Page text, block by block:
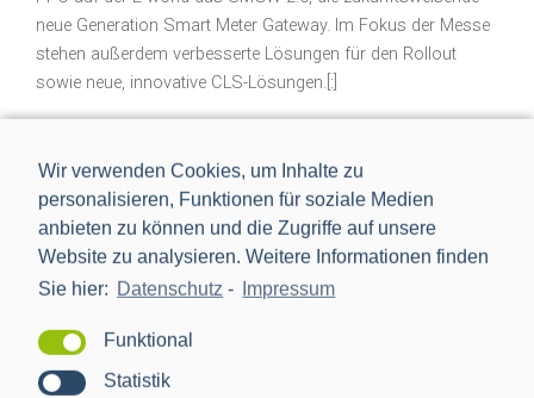
Wir verwenden Cookies, um Inhalte zu
personalisieren, Funktionen für soziale Medien
anbieten zu können und die Zugriffe auf unsere
Website zu analysieren. Weitere Informationen finden
Sie hier: Datenschutz - Impressum
Funktional
Statistik
neue Generation Smart Meter Gateway. Im Fokus der Messe
stehen außerdem verbesserte Lösungen für den Rollout
sowie neue, innovative CLS-Lösungen.[:]
Previous 1 2